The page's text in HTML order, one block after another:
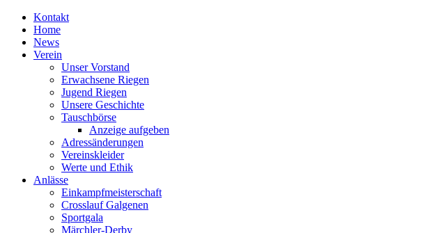
Kontakt
Home
News
Verein
Unser Vorstand
Erwachsene Riegen
Jugend Riegen
Unsere Geschichte
Tauschbörse
Anzeige aufgeben
Adressänderungen
Vereinskleider
Werte und Ethik
Anlässe
Einkampfmeisterschaft
Crosslauf Galgenen
Sportgala
Märchler-Derby